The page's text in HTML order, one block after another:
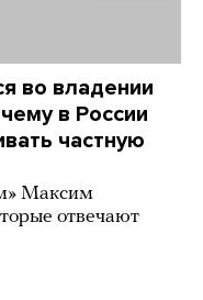
во владении
в России
частную
Максим
отвечают